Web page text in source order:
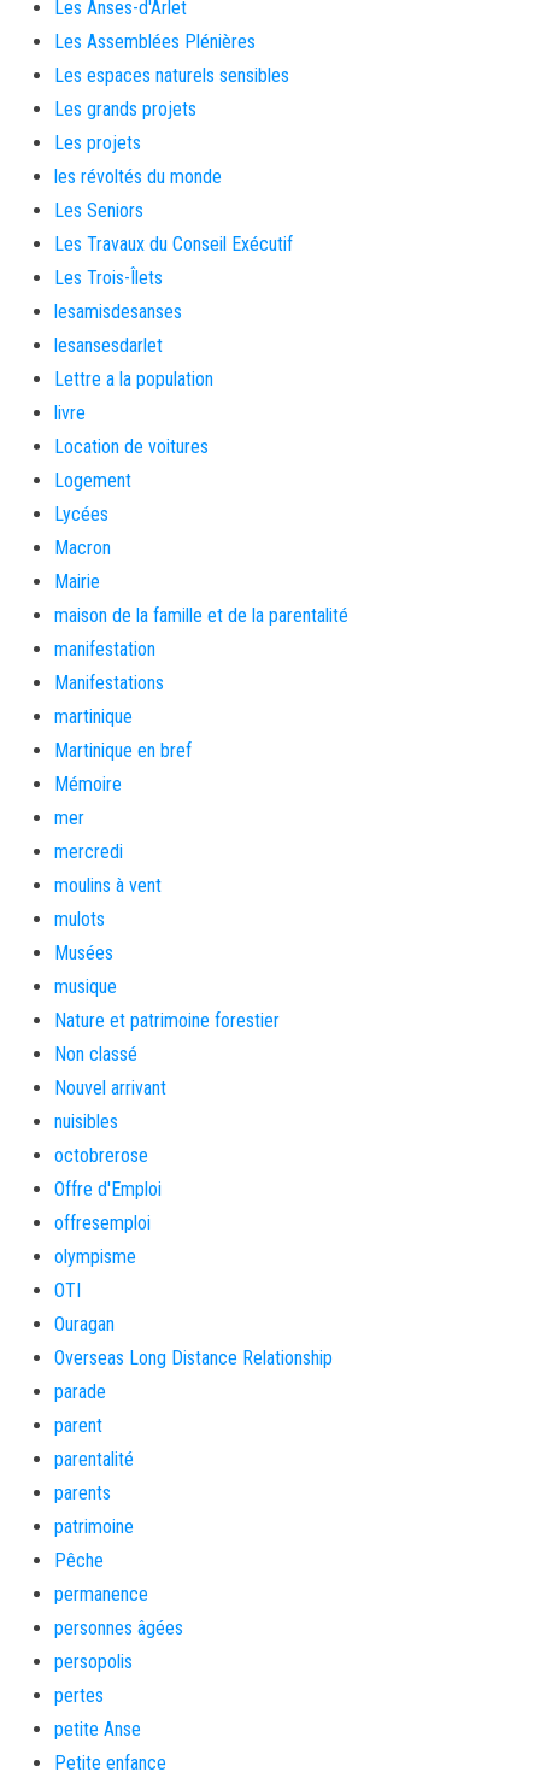
Les Anses-d'Arlet
Les Assemblées Plénières
Les espaces naturels sensibles
Les grands projets
Les projets
les révoltés du monde
Les Seniors
Les Travaux du Conseil Exécutif
Les Trois-Îlets
lesamisdesanses
lesansesdarlet
Lettre a la population
livre
Location de voitures
Logement
Lycées
Macron
Mairie
maison de la famille et de la parentalité
manifestation
Manifestations
martinique
Martinique en bref
Mémoire
mer
mercredi
moulins à vent
mulots
Musées
musique
Nature et patrimoine forestier
Non classé
Nouvel arrivant
nuisibles
octobrerose
Offre d'Emploi
offresemploi
olympisme
OTI
Ouragan
Overseas Long Distance Relationship
parade
parent
parentalité
parents
patrimoine
Pêche
permanence
personnes âgées
persopolis
pertes
petite Anse
Petite enfance